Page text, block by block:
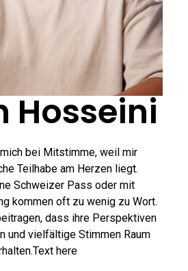
Hosseini
bei Mitstimme, weil mir
Teilhabe am Herzen liegt.
Schweizer Pass oder mit
kommen oft zu wenig zu Wort.
dass ihre Perspektiven
und vielfältige Stimmen Raum
here